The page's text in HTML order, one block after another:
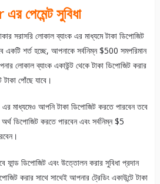
পেমেন্ট সুবিধা
সরাসরি লোকাল ব্যাংক এর মাধ্যমে টাকা ডিপোজিট
একটি শর্ত হচ্ছে, আপনাকে সর্বনিম্ন $500 সমপরিমান
লোকাল ব্যাংক একাউন্ট থেকে টাকা ডিপোজিট করার
টাকা পোঁছে যাবে।
মাধ্যমেও আপনি টাকা ডিপোজিট করতে পারবেন তবে
ডিপোজিট করতে পারবেন এবং সর্বনিম্ন $5
ডিপোজিট এবং উত্তোলন করার সুবিধা প্রদান
করার সাথে সাথেই আপনার ট্রেডিং একাউন্টে টাকা